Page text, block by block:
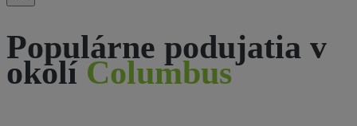
Populárne podujatia v
okolí Columbus